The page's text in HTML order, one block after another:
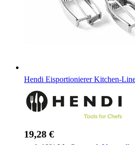
Hendi Eisportionierer Kitchen-
19,28 €